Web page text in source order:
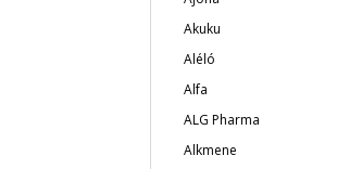
Akuku
Aléló
Alfa
ALG Pharma
Alkmene